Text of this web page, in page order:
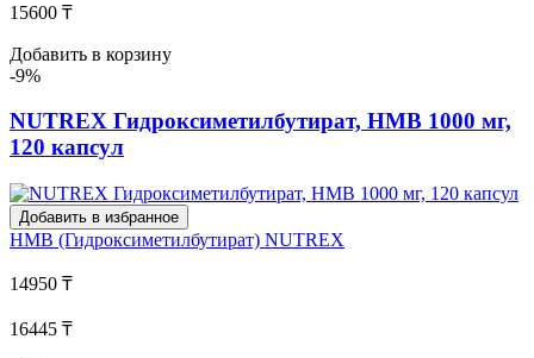
15600 ₸
Добавить в корзину
-9%
NUTREX Гидроксиметилбутират, HMB 1000 мг,
120 капсул
Добавить в избранное
HMB (Гидроксиметилбутират) NUTREX
14950 ₸
16445 ₸